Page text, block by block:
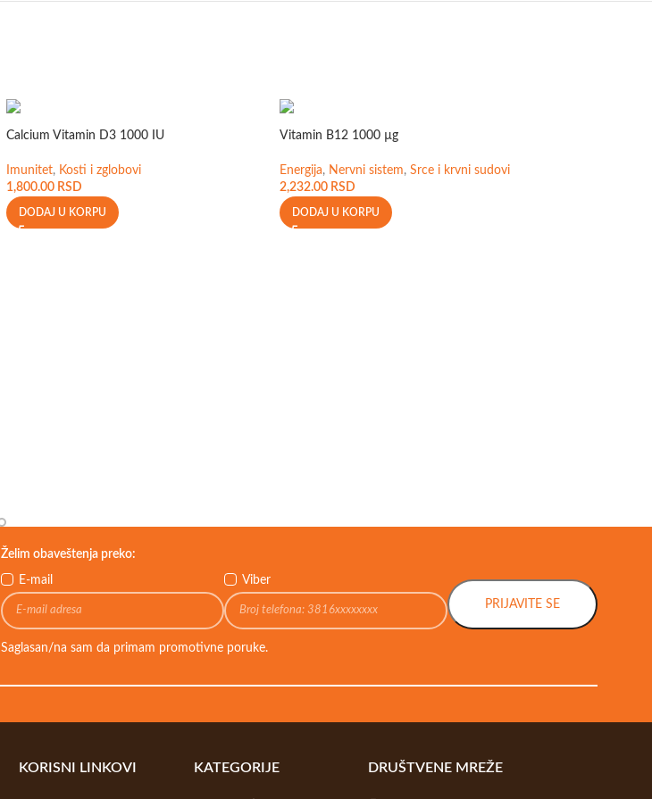
Calcium Vitamin D3 1000 IU
Imunitet, Kosti i zglobovi
1,800.00 RSD
DODAJ U KORPU
Vitamin B12 1000 µg
Energija, Nervni sistem, Srce i krvni sudovi
2,232.00 RSD
DODAJ U KORPU
Želim obaveštenja preko:
E-mail
Viber
PRIJAVITE SE
Saglasan/na sam da primam promotivne poruke.
KORISNI LINKOVI KATEGORIJE DRUŠTVENE MREŽE